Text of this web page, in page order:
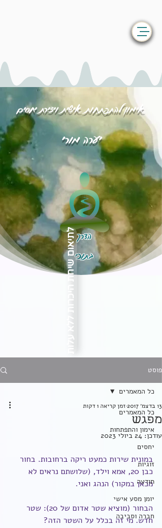
אימון להתפתחות אישית ויצירת יחסים
יערה מורי
הדרך
בתוכילתיאום שיחת היכרות ללא עלות
פוסט
כל המאמרים
אימון והתפתחות
יחסים
זוגיות
תודעה
יומן מסע אישי
חברה וסביבה
כל המאמרים
מפגש
13 בדצמ׳ 2017 זמן קריאה 1 דקות
עודכן: 24 ביולי 2023
במונית שירות כמעט ריקה ברחובות. בחור
כבן 20, אמא וילד, (שלושתם נראים לא
מכאן במקור) הנהג ואני.
הבחור (מוציא שטר אדום של 20): שטר
חדש. מי זה בכלל על השטר הזה?